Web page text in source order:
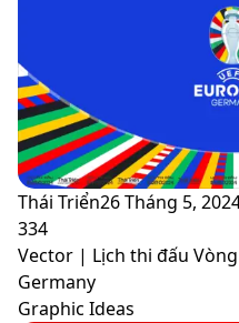
Thái Triển26 Tháng 5,
334
Vector | Lịch thi đấu
Germany
Graphic Ideas